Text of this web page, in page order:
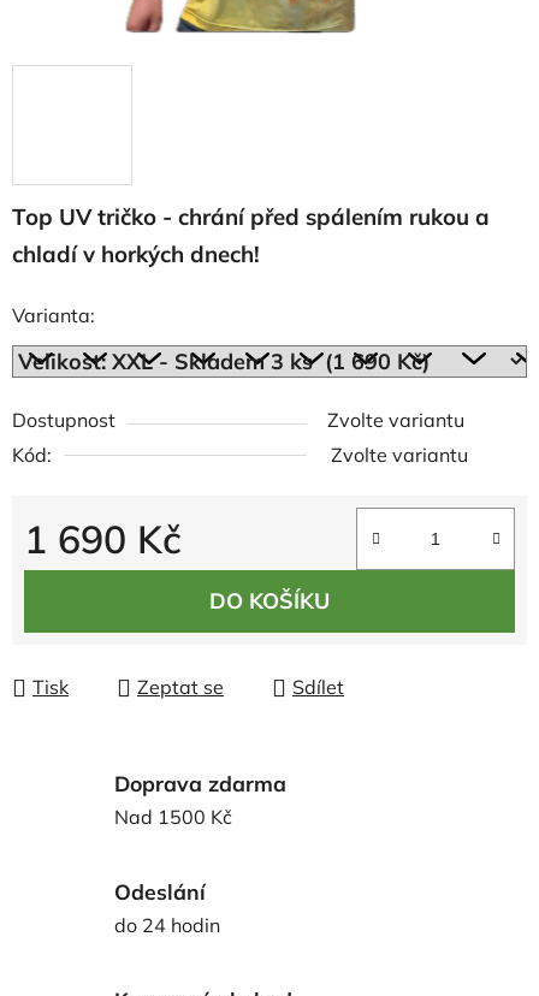
Top UV tričko - chrání před spálením rukou a
chladí v horkých dnech!
Varianta:
Dostupnost
Zvolte variantu
Kód:
Zvolte variantu
1 690 Kč
Měrná cena:
DO KOŠÍKU
Tisk Zeptat se Sdílet
Doprava zdarma
Nad 1500 Kč
Odeslání
do 24 hodin